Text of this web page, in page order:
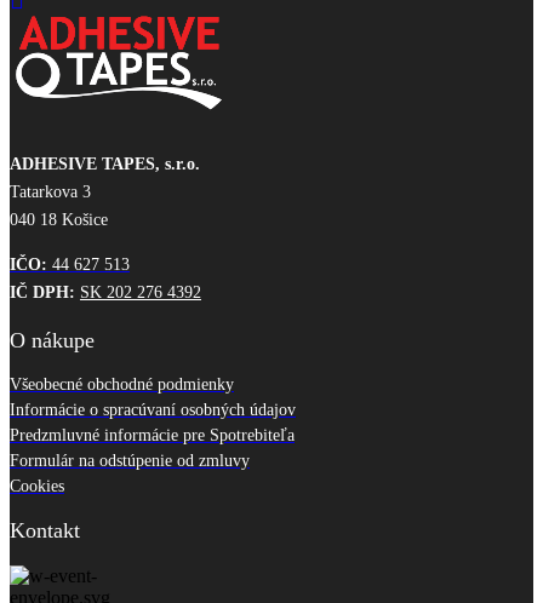
ADHESIVE TAPES, s.r.o.
Tatarkova 3
040 18 Košice
IČO: 44 627 513
IČ DPH: SK 202 276 4392
O nákupe
Všeobecné obchodné podmienky
Informácie o spracúvaní osobných údajov
Predzmluvné informácie pre Spotrebiteľa
Formulár na odstúpenie od zmluvy
Cookies
Kontakt